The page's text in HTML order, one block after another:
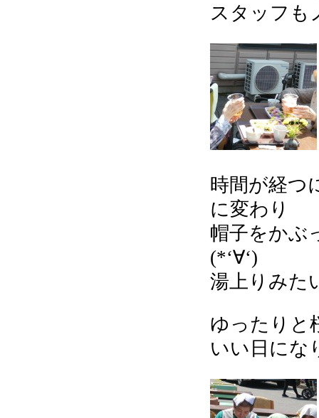
スタッフ
時間が経つ
に変わり
帽子をか
(*‘∀‘)
湯上りみた
ゆったりと
いい日にな